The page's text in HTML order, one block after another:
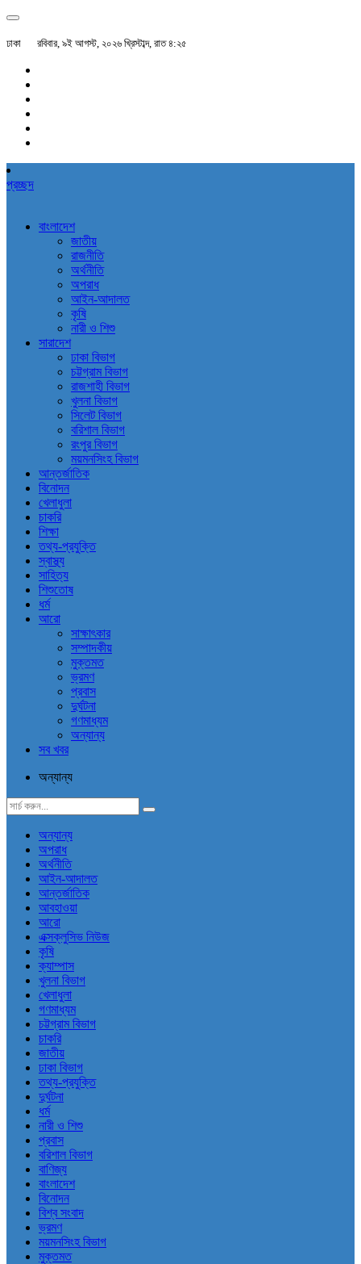
ঢাকা রবিবার, ৯ই আগস্ট, ২০২৬ খ্রিস্টাব্দ, রাত ৪:২৫
প্রচ্ছদ
বাংলাদেশ
জাতীয়
রাজনীতি
অর্থনীতি
অপরাধ
আইন-আদালত
কৃষি
নারী ও শিশু
সারাদেশ
ঢাকা বিভাগ
চট্টগ্রাম বিভাগ
রাজশাহী বিভাগ
খুলনা বিভাগ
সিলেট বিভাগ
বরিশাল বিভাগ
রংপুর বিভাগ
ময়মনসিংহ বিভাগ
আন্তর্জাতিক
বিনোদন
খেলাধুলা
চাকরি
শিক্ষা
তথ্য-প্রযুক্তি
স্বাস্থ্য
সাহিত্য
শিশুতোষ
ধর্ম
আরো
সাক্ষাৎকার
সম্পাদকীয়
মুক্তমত
ভ্রমণ
প্রবাস
দুর্ঘটনা
গণমাধ্যম
অন্যান্য
সব খবর
অন্যান্য
অন্যান্য
অপরাধ
অর্থনীতি
আইন-আদালত
আন্তর্জাতিক
আবহাওয়া
আরো
এক্সক্লুসিভ নিউজ
কৃষি
ক্যাম্পাস
খুলনা বিভাগ
খেলাধুলা
গণমাধ্যম
চট্টগ্রাম বিভাগ
চাকরি
জাতীয়
ঢাকা বিভাগ
তথ্য-প্রযুক্তি
দুর্ঘটনা
ধর্ম
নারী ও শিশু
প্রবাস
বরিশাল বিভাগ
বাণিজ্য
বাংলাদেশ
বিনোদন
বিশ্ব সংবাদ
ভ্রমণ
ময়মনসিংহ বিভাগ
মুক্তমত